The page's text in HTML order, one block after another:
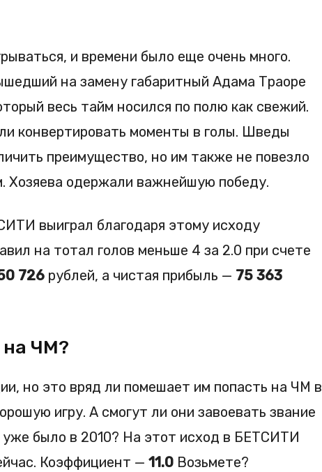
и времени было еще очень много.
на замену габаритный Адама Траоре
весь тайм носился по полю как свежий.
конвертировать моменты в голы. Шведы
преимущество, но им также не повезло
Хозяева одержали важнейшую победу.
выиграл благодаря этому исходу
на тотал голов меньше 4 за 2.0 при счете
726 рублей, а чистая прибыль — 75 363
на ЧМ?
но это вряд ли помешает им попасть на ЧМ в
игру. А смогут ли они завоевать звание
уже было в 2010? На этот исход в БЕТСИТИ
Коэффициент — 11.0 Возьмете?